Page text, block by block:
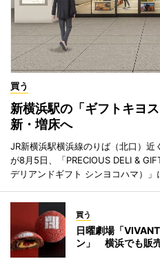
買う
新横浜駅の「ギフトキヨ
新・増床へ
JR新横浜駅横浜線のりば（北口）近
が8月5日、「PRECIOUS DELI &
デリアンドギフト シンヨコハマ）」
買う
日曜劇場「
ン」 横浜でも販